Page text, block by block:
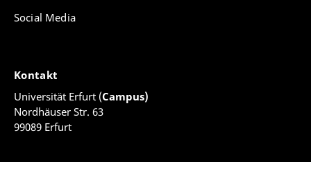
Social Media
Kontakt
Universität Erfurt (Campus)
Nordhäuser Str. 63
99089 Erfurt